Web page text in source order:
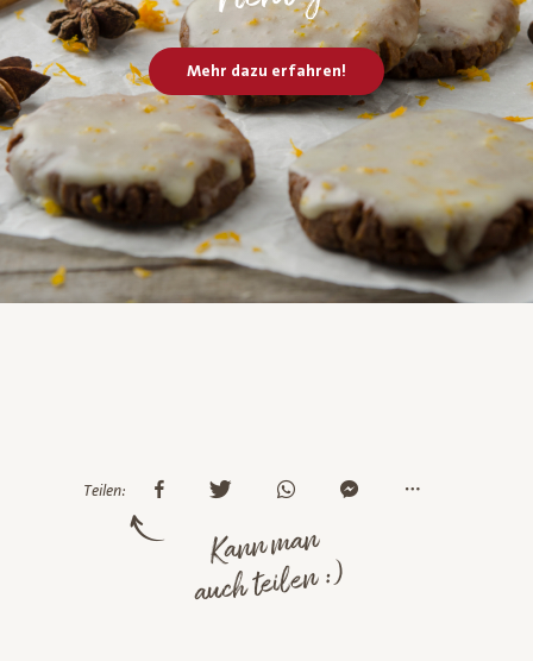
Mehr dazu erfahren!
Teilen:
Kann man
auch teilen :)